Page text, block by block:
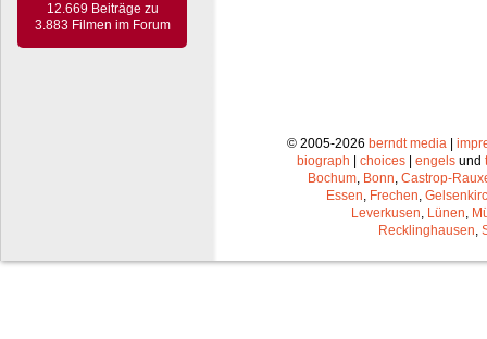
12.669 Beiträge zu
3.883 Filmen im Forum
© 2005-2026 berndt media|
biograph
choices engels und
Bochum, Bonn, Castrop-
Essen, Frechen,
Leverkusen, Lünen,
Recklinghausen,